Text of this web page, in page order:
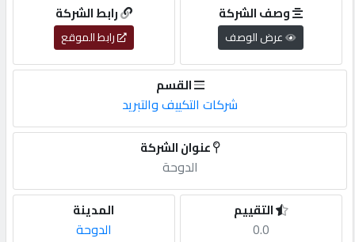
English
اعلانك
مطلوب
رابط الشركة
رابط الموقع
وصف الشركة
عرض الوصف
القسم
شركات التكييف والتبريد
عنوان الشركة
الدوحة
المدينة
الدوحة
التقييم
0.0